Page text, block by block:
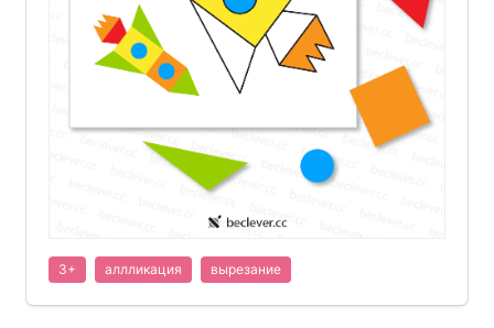
3+ аллликация вырезание